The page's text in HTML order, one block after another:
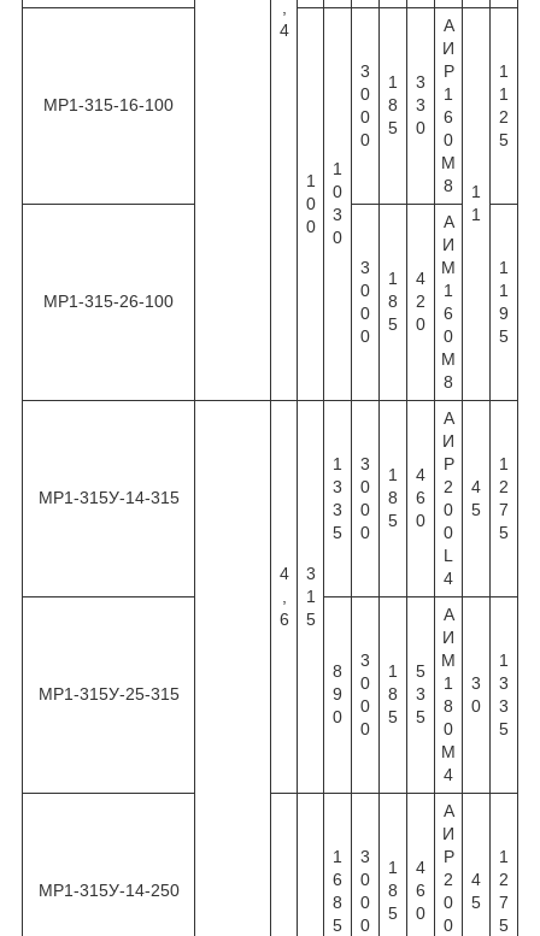
4
МР1-315-16-100
1
0
0
1
0
3
0
3
0
0
0
1
8
5
3
3
0
А
И
Р
1
6
0
М
8
1
1
1
1
2
5
МР1-315-26-100
3
0
0
0
1
8
5
4
2
0
А
И
М
1
6
0
М
8
1
1
9
5
МР1-315У-14-315
4
6
3
1
5
1
3
3
5
3
0
0
0
1
8
5
4
6
0
А
И
Р
2
0
0
L
4
4
5
1
2
7
5
МР1-315У-25-315
8
9
0
3
0
0
0
1
8
5
5
3
5
А
И
М
1
8
0
М
4
3
0
1
3
3
5
МР1-315У-14-250
1
6
8
5
3
0
0
0
1
8
5
4
6
0
А
И
Р
2
0
0
4
5
1
2
7
5